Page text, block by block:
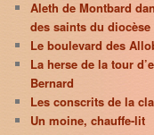
Aleth de Montbard
des saints du diocèse
Le boulevard des
La herse de la tour
Bernard
Les conscrits de la
Un moine, chauffe-lit